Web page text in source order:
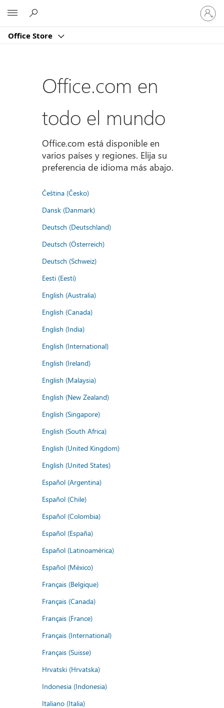
Office Store
Iniciar
sesión
en
cuenta
Office.com en
todo el mundo
Office.com está disponible en
varios países y regiones. Elija su
preferencia de idioma más abajo.
Čeština (Česko)
Dansk (Danmark)
Deutsch (Deutschland)
Deutsch (Österreich)
Deutsch (Schweiz)
Eesti (Eesti)
English (Australia)
English (Canada)
English (India)
English (International)
English (Ireland)
English (Malaysia)
English (New Zealand)
English (Singapore)
English (South Africa)
English (United Kingdom)
English (United States)
Español (Argentina)
Español (Chile)
Español (Colombia)
Español (España)
Español (Latinoamérica)
Español (México)
Français (Belgique)
Français (Canada)
Français (France)
Français (International)
Français (Suisse)
Hrvatski (Hrvatska)
Indonesia (Indonesia)
Italiano (Italia)